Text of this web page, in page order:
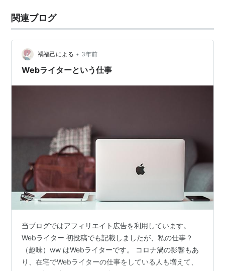
関連ブログ
禍福己による • 3年前
Webライターという仕事
当ブログではアフィリエイト広告を利用しています。
Webライター 初投稿でも記載しましたが、私の仕事？
（趣味）ww はWebライターです。 コロナ渦の影響もあ
り、在宅でWebライターの仕事をしている人も増えて、